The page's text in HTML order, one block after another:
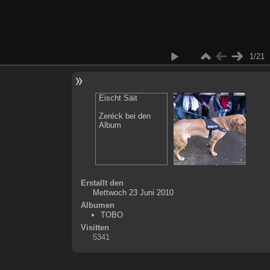
1/21
Eischt Säit
Zeréck bei den
Album
Erstallt den
Mettwoch 23 Juni 2010
Albumen
TOBO
Visitten
5341